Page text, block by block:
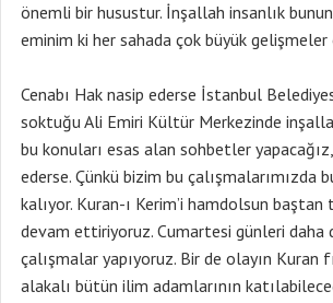
önemli bir husustur. İnşallah insanlık
eminim ki her sahada çok büyük gelişmeler
Cenabı Hak nasip ederse İstanbul
soktuğu Ali Emiri Kültür Merkezinde
bu konuları esas alan sohbetler
ederse. Çünkü bizim bu çalışmalarımızda
kalıyor. Kuran-ı Kerim’i hamdolsun baştan
devam ettiriyoruz. Cumartesi günleri daha
çalışmalar yapıyoruz. Bir de olayın Kuran
alakalı bütün ilim adamlarının